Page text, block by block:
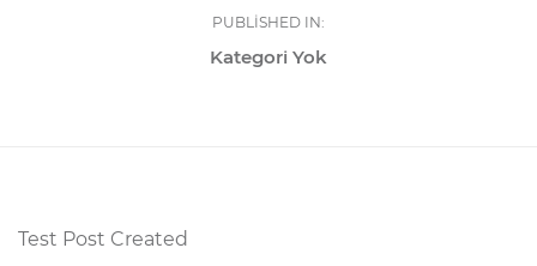
PUBLISHED IN:
Kategori Yok
Test Post Created